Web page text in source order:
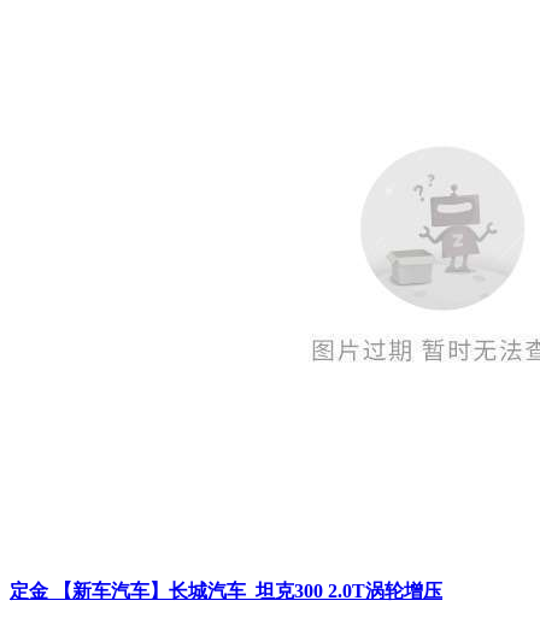
定金 【新车汽车】长城汽车 坦克300 2.0T涡轮增压